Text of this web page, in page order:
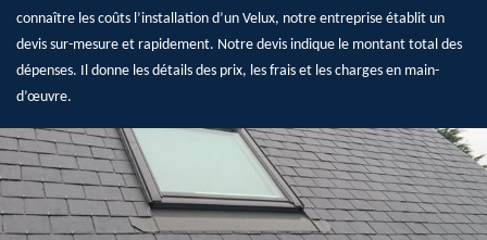
connaître les coûts l’installation d’un Velux, notre entreprise établit un
devis sur-mesure et rapidement. Notre devis indique le montant total des
dépenses. Il donne les détails des prix, les frais et les charges en main-
d’œuvre.